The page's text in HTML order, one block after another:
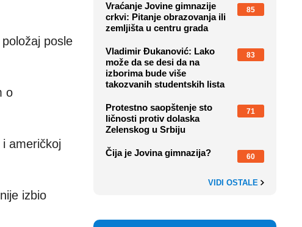
posle
o
američkoj
izbio
Vraćanje Jovine gimnazije
crkvi: Pitanje obrazovanja ili
zemljišta u centru grada
85
Vladimir Đukanović: Lako
može da se desi da na
izborima bude više
takozvanih studentskih lista
83
Protestno saopštenje sto
ličnosti protiv dolaska
Zelenskog u Srbiju
71
Čija je Jovina gimnazija? 60
VIDI OSTALE